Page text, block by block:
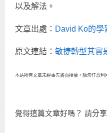
以及解法。
文章出處： David Ko的學
原文連結： 敏捷轉型其實
本站所有文章未經事先書面授權，請勿任意利
覺得這篇文章好嗎？ 請分